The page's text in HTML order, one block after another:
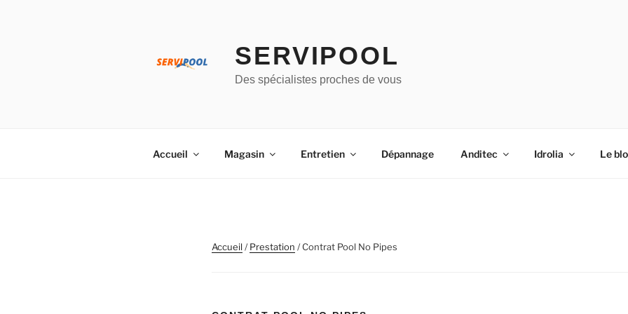
SERVIPOOL
Des spécialistes proches de vous
Accueil Magasin Entretien Dépannage Anditec Idrolia Le
Accueil/Prestation / Contrat Pool No Pipes